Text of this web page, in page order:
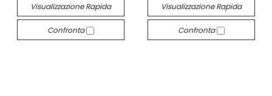
Visualizzazione Rapida
Confronta
Visualizzazione Rapida
Confronta